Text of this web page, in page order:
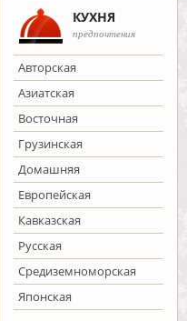
КУХНЯ
предпочтения
Авторская
Азиатская
Восточная
Грузинская
Домашняя
Европейская
Кавказская
Русская
Средиземноморская
Японская